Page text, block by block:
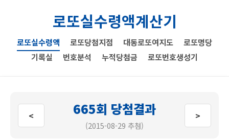
로또실수령액계산기
로또실수령액 로또당첨지점 대동로또여지도
로또명당
기록실
번호분석 누적당첨금 로또번호생성기
< 665회 당첨결과
(2015-08-29 추첨)
>